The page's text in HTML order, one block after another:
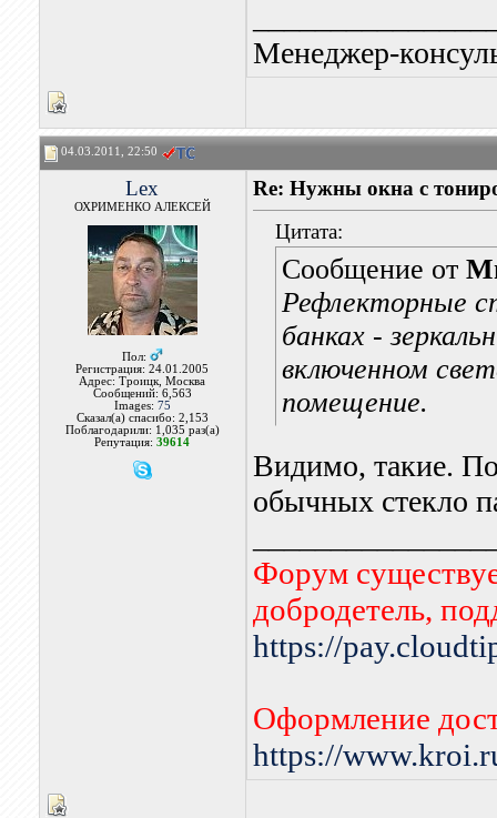
Менеджер-
04.03.2011, 22:50
Lex
ОХРИМЕНКО АЛЕКСЕЙ
Пол:
Регистрация: 24.01.2005
Адрес: Троицк, Москва
Сообщений: 6,563
Images: 75
Сказал(а) спасибо: 2,153
Поблагодарили: 1,035 раз(а)
Репутация:39614
Re: Нужны окна с
Цитата:
Сообщение от
Рефлекторные
банках -
включенном
помещение.
Видимо, такие.
обычных стекло
Форум
добродетель,
https://
Оформление
https://